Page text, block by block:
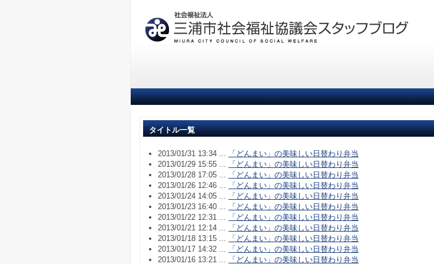
タイトル一覧
2013/01/31 13:34 ...
「どんまい」の美味しい日替わり弁当
2013/01/29 15:55 ...
「どんまい」の美味しい日替わり弁当
2013/01/28 17:05 ...
「どんまい」の美味しい日替わり弁当
2013/01/26 12:46 ...
「どんまい」の美味しい日替わり弁当
2013/01/24 14:05 ...
「どんまい」の美味しい日替わり弁当
2013/01/23 16:40 ...
「どんまい」の美味しい日替わり弁当
2013/01/22 12:31 ...
「どんまい」の美味しい日替わり弁当
2013/01/21 12:14 ...
「どんまい」の美味しい日替わり弁当
2013/01/18 13:15 ...
「どんまい」の美味しい日替わり弁当
2013/01/17 14:32 ...
「どんまい」の美味しい日替わり弁当
2013/01/16 13:21 ...
「どんまい」の美味しい日替わり弁当